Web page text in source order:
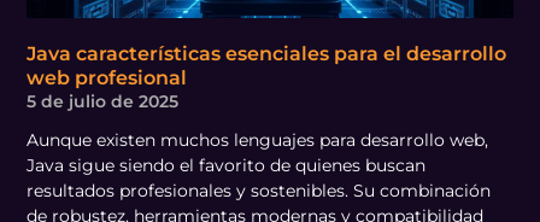
Java características esenciales para el desarrollo
web profesional
5 de julio de 2025
Aunque existen muchos lenguajes para desarrollo web,
Java sigue siendo el favorito de quienes buscan
resultados profesionales y sostenibles. Su combinación
de robustez, herramientas modernas y compatibilidad